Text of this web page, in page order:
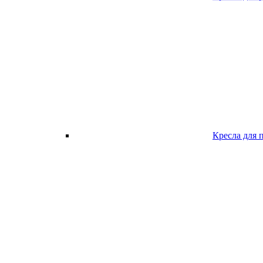
Кресла для